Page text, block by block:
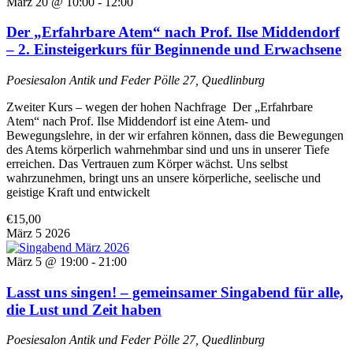
Der „Erfahrbare Atem“ nach Prof. Ilse Middendorf
– 2. Einsteigerkurs für Beginnende und Erwachsene
Poesiesalon Antik und Feder Pölle 27, Quedlinburg
Zweiter Kurs – wegen der hohen Nachfrage Der „Erfahrbare
Atem“ nach Prof. Ilse Middendorf ist eine Atem- und
Bewegungslehre, in der wir erfahren können, dass die Bewegungen
des Atems körperlich wahrnehmbar sind und uns in unserer Tiefe
erreichen. Das Vertrauen zum Körper wächst. Uns selbst
wahrzunehmen, bringt uns an unsere körperliche, seelische und
geistige Kraft und entwickelt
€15,00
März 5 2026
März 5 @ 19:00 - 21:00
Lasst uns singen! – gemeinsamer Singabend für alle,
die Lust und Zeit haben
Poesiesalon Antik und FederPölle 27, Quedlinburg